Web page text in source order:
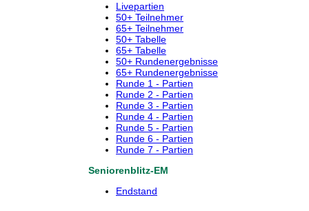
Livepartien
50+ Teilnehmer
65+ Teilnehmer
50+ Tabelle
65+ Tabelle
50+ Rundenergebnisse
65+ Rundenergebnisse
Runde 1 - Partien
Runde 2 - Partien
Runde 3 - Partien
Runde 4 - Partien
Runde 5 - Partien
Runde 6 - Partien
Runde 7 - Partien
Seniorenblitz-EM
Endstand